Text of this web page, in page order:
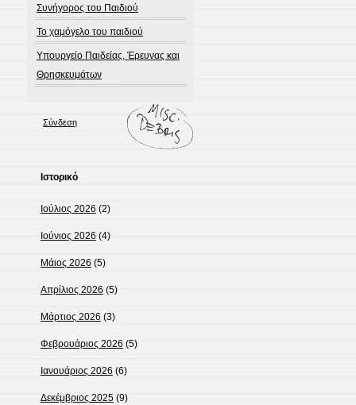
Συνήγορος του Παιδιού
Το χαμόγελο του παιδιού
Υπουργείο Παιδείας, Έρευνας και
Θρησκευμάτων
Σύνδεση
Ιστορικό
Ιούλιος 2026 (2)
Ιούνιος 2026(4)
Μάιος 2026 (5)
Απρίλιος 2026 (5)
Μάρτιος 2026 (3)
Φεβρουάριος 2026 (5)
Ιανουάριος 2026 (6)
Δεκέμβριος 2025(9)